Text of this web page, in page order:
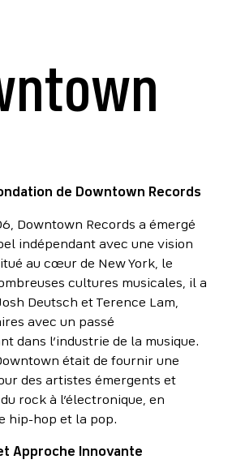
de Downtown Records
Downtown Records a émergé
indépendant avec une vision
au cœur de New York, le
cultures musicales, il a
Deutsch et Terence Lam,
avec un passé
dans l’industrie de la musique.
était de fournir une
des artistes émergents et
rock à l’électronique, en
hip-hop et la pop.
Approche Innovante